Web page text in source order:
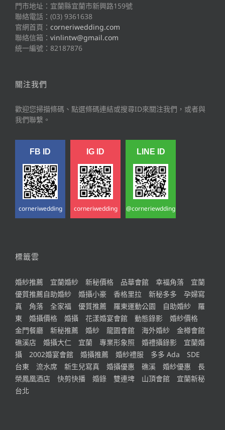
門市地址：宜蘭縣宜蘭市新興路159號
聯絡電話：(03) 9361638
官網首頁： corneriwedding.com
聯絡信箱： vinlintw@gmail.com
統一編號：82187876
關注我們
歡迎您掃描條碼、點選條碼連結或搜尋ID來關注我們，或者與
我們聯繫。
FB ID
corneriwedding
IG ID
corneriwedding
LINE ID
@corneriewdding
標籤雲
婚紗推薦 宜蘭婚紗 新秘價格 品華會館 幸福角落
宜蘭
優質推薦自助婚紗
婚攝小豪 香格里拉 新秘多多
孕婦寫
真
角落 全家福 優質推薦 羅東運動公園 自助婚紗
羅
東
婚攝價格 婚攝 花漾婚宴會館 動態錄影
婚紗價格
金門餐廳
新秘推薦 婚紗 龍園會館 海外婚紗
金樽會館
礁溪店
婚攝大仁 宜蘭 專業形象照 婚禮攝錄影
宜蘭婚
攝
2002婚宴會館 婚攝推薦 婚紗禮服 多多 Ada
SDE
台東
流水席 新生兒寫真 婚攝優惠 礁溪 婚紗優惠
長
榮鳳凰酒店
快剪快播 婚錄 雙連埤 山頂會館
宜蘭新秘
台北